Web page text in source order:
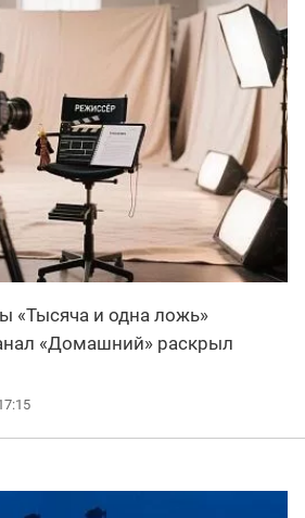
«Тысяча и одна ложь»
«Домашний» раскрыл